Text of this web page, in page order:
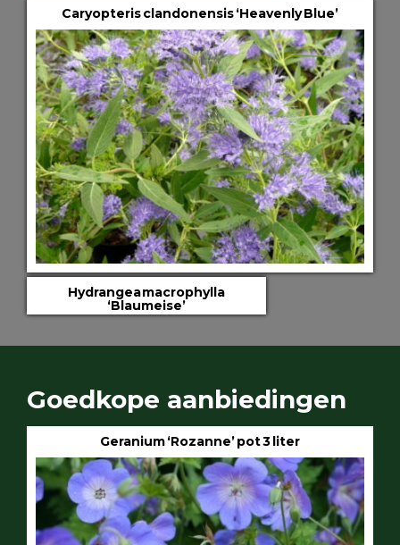
Caryopteris clandonensis ‘Heavenly Blue’
Hydrangea macrophylla
‘Blaumeise’
Goedkope aanbiedingen
Geranium ‘Rozanne’ pot 3 liter